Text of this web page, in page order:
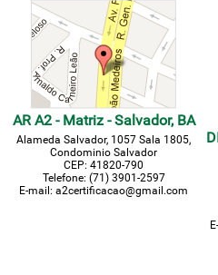
AR A2 - Matriz - Salvador, BA
Alameda Salvador, 1057 Sala 1805,
Condominio Salvador
CEP: 41820-790
Telefone: (71) 3901-2597
E-mail: a2certificacao@gmail.com